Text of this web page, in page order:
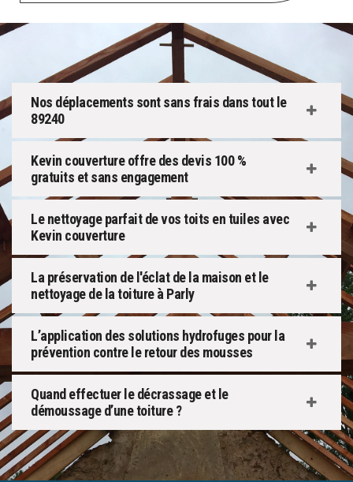
Nos déplacements sont sans frais dans tout le
89240
Kevin couverture offre des devis 100 %
gratuits et sans engagement
Le nettoyage parfait de vos toits en tuiles avec
Kevin couverture
La préservation de l'éclat de la maison et le
nettoyage de la toiture à Parly
L’application des solutions hydrofuges pour la
prévention contre le retour des mousses
Quand effectuer le décrassage et le
démoussage d’une toiture ?